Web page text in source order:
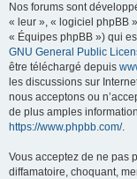
Nos forums sont
« leur », « logiciel phpBB
« Équipes phpBB ») qui
GNU General Public
être téléchargé depuis
les discussions sur
nous acceptons ou
de plus amples
https://www.phpbb.com/.
Vous acceptez de ne pas
diffamatoire, choquant,